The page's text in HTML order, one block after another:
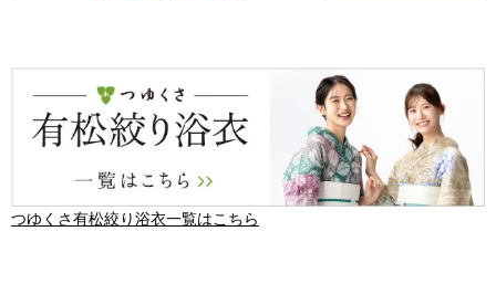
つゆくさ有松絞り浴衣一覧はこちら